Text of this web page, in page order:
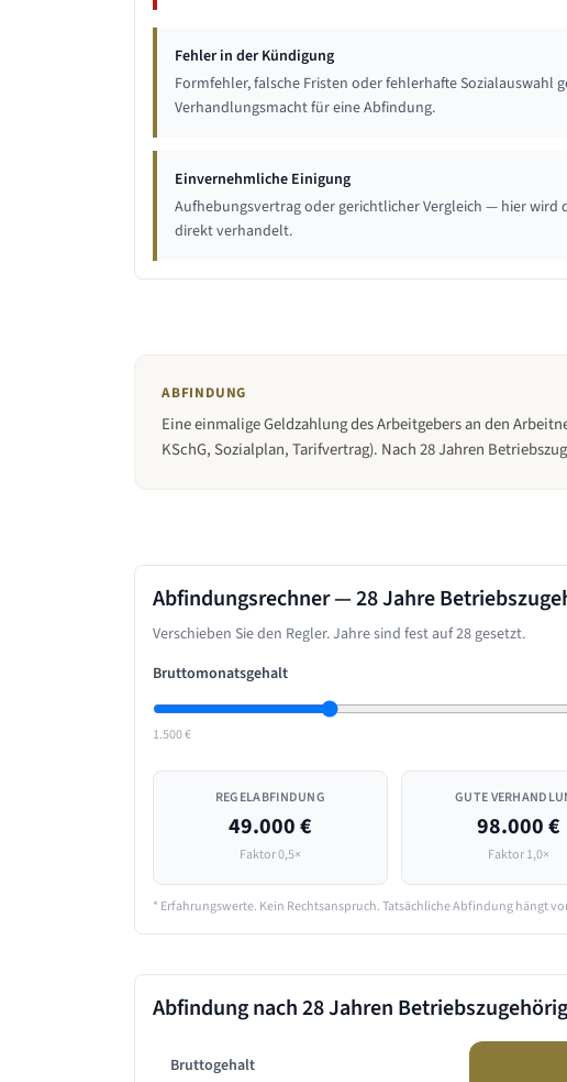
Fehler in der Kündigung
Formfehler, falsche Fristen oder fehlerhafte Sozialauswahl
Verhandlungsmacht für eine Abfindung.
Einvernehmliche Einigung
Aufhebungsvertrag oder gerichtlicher Vergleich — hier wird
direkt verhandelt.
ABFINDUNG
Eine einmalige Geldzahlung des Arbeitgebers an den
KSchG, Sozialplan, Tarifvertrag). Nach 28 Jahren
Abfindungsrechner —28 Jahre
Verschieben Sie den Regler. Jahre sind fest auf28gesetzt.
Bruttomonatsgehalt
1.500 €
REGELABFINDUNG
49.000 €
Faktor 0,5×
GUTE
98.000 €
Faktor 1,0×
* Erfahrungswerte. Kein Rechtsanspruch. Tatsächliche Abfindung hängt
Abfindung nach28 Jahren
Bruttogehalt